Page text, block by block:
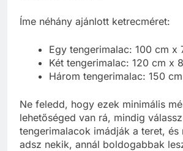
Íme néhány ajánlott ketrecméret:
Egy tengerimalac: 100 cm x
Két tengerimalac: 120 cm x
Három tengerimalac: 150
Ne feledd, hogy ezek minimális
lehetőséged van rá, mindig
tengerimalacok imádják a teret, és
adsz nekik, annál boldogabbak